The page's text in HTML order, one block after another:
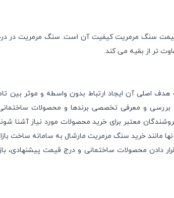
قیمت سنگ مرمریت کیفیت آن است. سنگ مرمریت در
تر از بقیه می کند.
اصلی آن ایجاد ارتباط بدون واسطه و موثر بین
و معرفی تخصصی برندها و محصولات ساختمانی
معتبر برای خرید محصولات مورد نیاز آشنا
مانند خرید سنگ مرمریت مارشال به سامانه ساخت
قرار دادن محصولات ساختمانی و درج قیمت پیشنهادی،